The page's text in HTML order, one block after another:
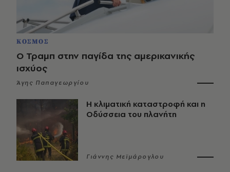
ΚΟΣΜΟΣ
Ο Τραμπ στην παγίδα της αμερικανικής
ισχύος
Άγης Παπαγεωργίου
Η κλιματική καταστροφή και η
Οδύσσεια του πλανήτη
Γιάννης Μεϊμάρογλου